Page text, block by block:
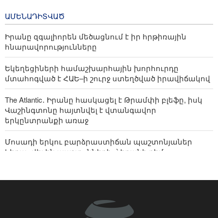
շարք զբոսաշրջային
կլաստերների զարգացման
համար
1 day ago
ԱՄԵՆԱԴԻՏՎԱԾ
Իրանը զգալիորեն մեծացնում է իր հրթիռային
հնարավորությունները
Եկեղեցիների համաշխարհային խորհուրդը
մտահոգված է ՀԱԵ–ի շուրջ ստեղծված իրավիճակով
The Atlantic․ Իրանը հասկացել է Թրամփի բլեֆը, իսկ
Վաշինգտոնը հայտնվել է վտանգավոր
երկընտրանքի առաջ
Մոսադի երկու բարձրաստիճան պաշտոնյաներ
հեռացվել են պաշտոններից՝ Իրանի դեմ
Արաղչին դիմել է հարևաններին․ ժամանակն է